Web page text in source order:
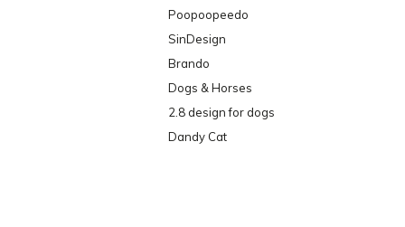
Poopoopeedo
SinDesign
Brando
Dogs & Horses
2.8 design for dogs
Dandy Cat